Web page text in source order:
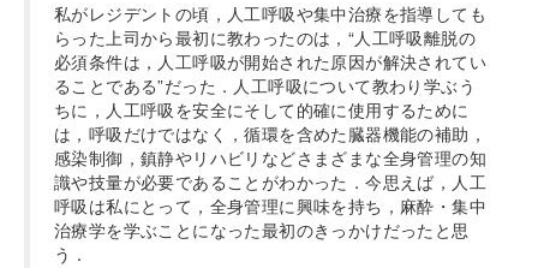
私がレジデントの頃，人工呼吸や集中治療を指導しても
らった上司から最初に教わったのは，“人工呼吸離脱の
必須条件は，人工呼吸が開始された原因が解決されてい
ることである”だった．人工呼吸について教わり学ぶう
ちに，人工呼吸を安全にそして的確に使用するために
は，呼吸だけではなく，循環を含めた臓器機能の補助，
感染制御，鎮静やリハビリなどさまざまな全身管理の知
識や技量が必要であることがわかった．今思えば，人工
呼吸は私にとって，全身管理に興味を持ち，麻酔・集中
治療学を学ぶことになった最初のきっかけだったと思
う．